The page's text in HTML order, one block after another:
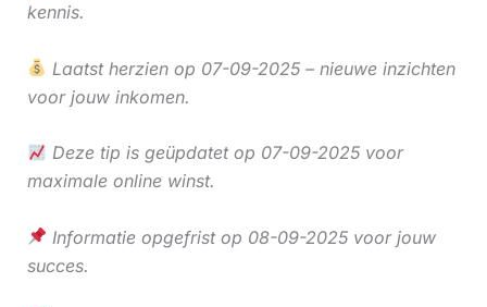
kennis.
Laatst herzien op 07-09-2025 – nieuwe inzichten
voor jouw inkomen.
Deze tip is geüpdatet op 07-09-2025 voor
maximale online winst.
Informatie opgefrist op 08-09-2025 voor jouw
succes.